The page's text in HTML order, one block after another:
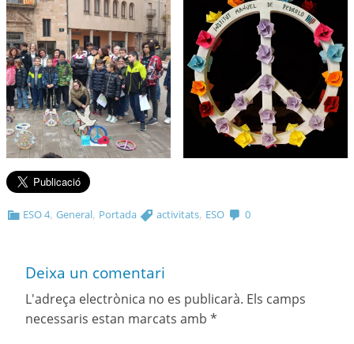
ESO 4,General, Portada activitats, ESO 0
Deixa un comentari
L'adreça electrònica no es publicarà. Els camps
necessaris estan marcats amb *